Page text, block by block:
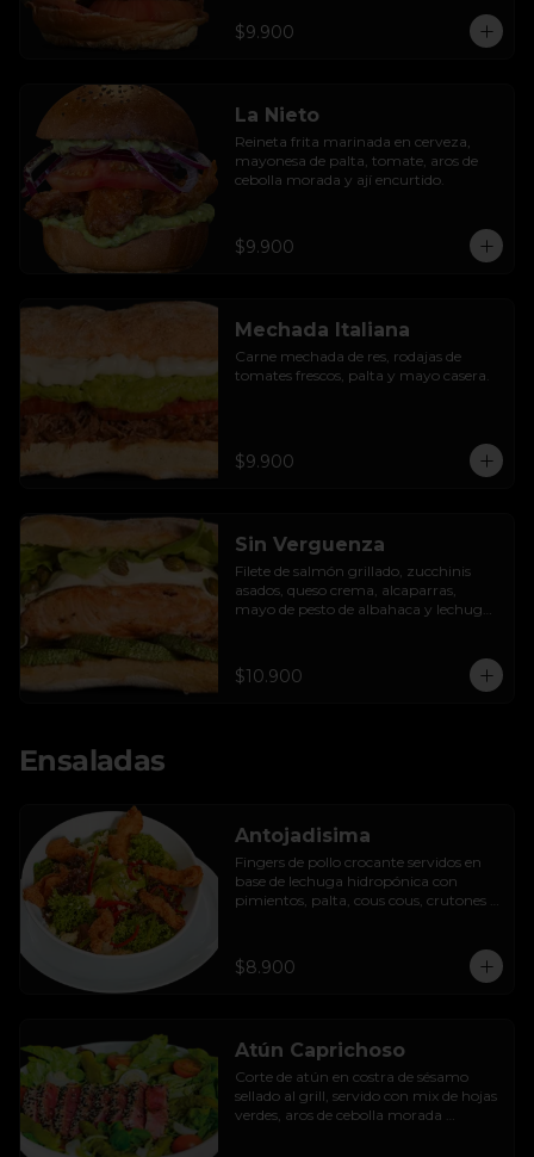
$9.900
La Nieto
Reineta frita marinada en cerveza,
mayonesa de palta, tomate, aros de
cebolla morada y ají encurtido.
$9.900
Mechada Italiana
Carne mechada de res, rodajas de
tomates frescos, palta y mayo casera.
$9.900
Sin Verguenza
Filete de salmón grillado, zucchinis
asados, queso crema, alcaparras,
mayo de pesto de albahaca y lechuga
$10.900
Ensaladas
Antojadisima
Fingers de pollo crocante servidos en
base de lechuga hidropónica con
pimientos, palta, cous cous, crutones
$8.900
Atún Caprichoso
Corte de atún en costra de sésamo
sellado al grill, servido con mix de hojas
verdes, aros de cebolla morada